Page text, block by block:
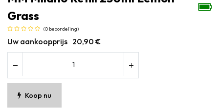
Grass
(0 beoordeling)
Uw aankoopprijs 20,90 €
Koop nu